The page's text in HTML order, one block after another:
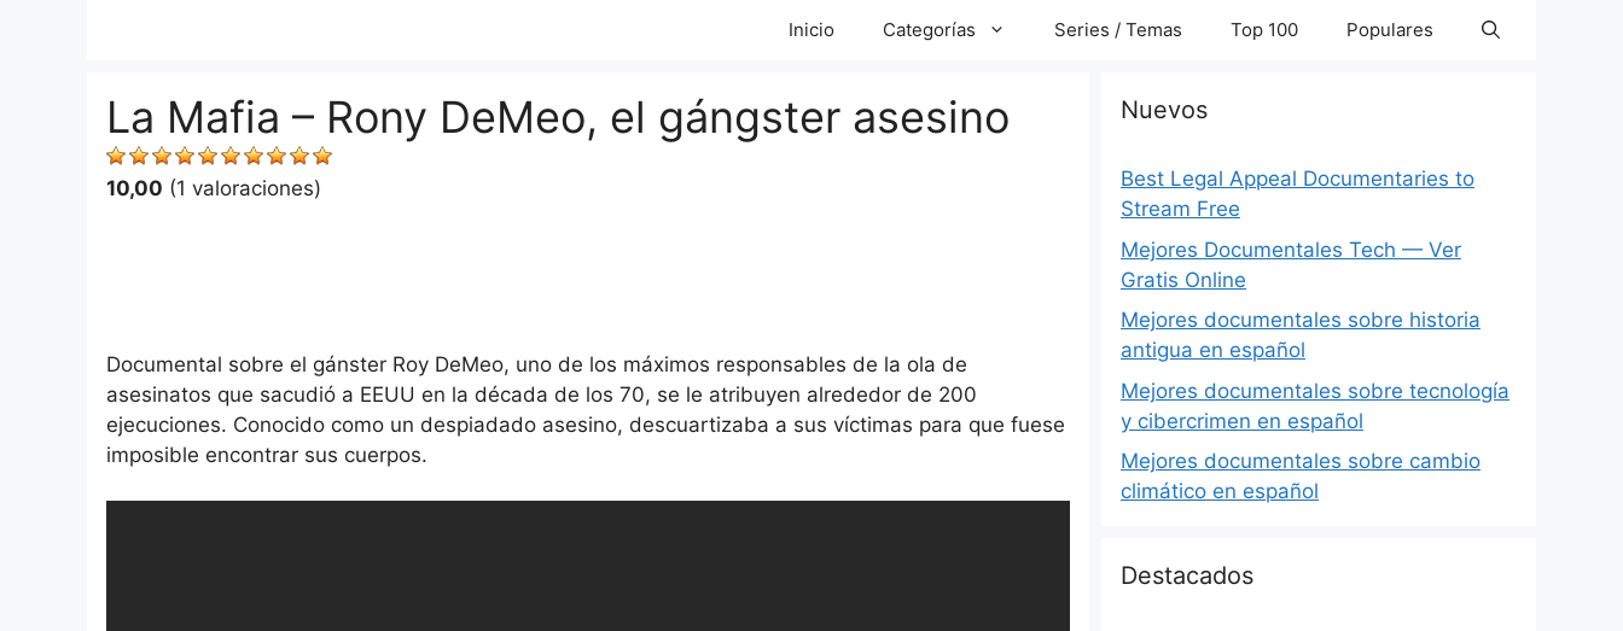
Inicio Categorías Series / Temas Top 100 Populares
La Mafia – Rony DeMeo, el gángster asesino
10,00 (1 valoraciones)
Documental sobre el gánster Roy DeMeo, uno de los máximos responsables de la ola de
asesinatos que sacudió a EEUU en la década de los 70, se le atribuyen alrededor de 200
ejecuciones. Conocido como un despiadado asesino, descuartizaba a sus víctimas para que fuese
imposible encontrar sus cuerpos.
Nuevos
Best Legal Appeal Documentaries to
Stream Free
Mejores Documentales Tech — Ver
Gratis Online
Mejores documentales sobre historia
antigua en español
Mejores documentales sobre tecnología
y cibercrimen en español
Mejores documentales sobre cambio
climático en español
Destacados